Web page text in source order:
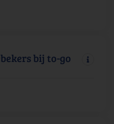
bij to-go